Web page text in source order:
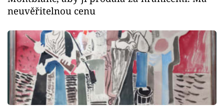
neuvěřitelnou cenu